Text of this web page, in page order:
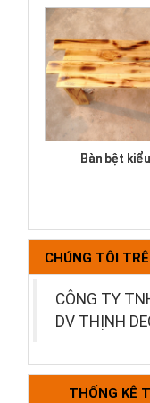
Bàn bệt
Bộ bàn ghế
CHÚNG TÔI
CÔNG TY
DV THỊNH
THỐNG KÊ